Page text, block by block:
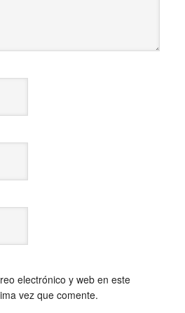
electrónico y web en este
vez que comente.